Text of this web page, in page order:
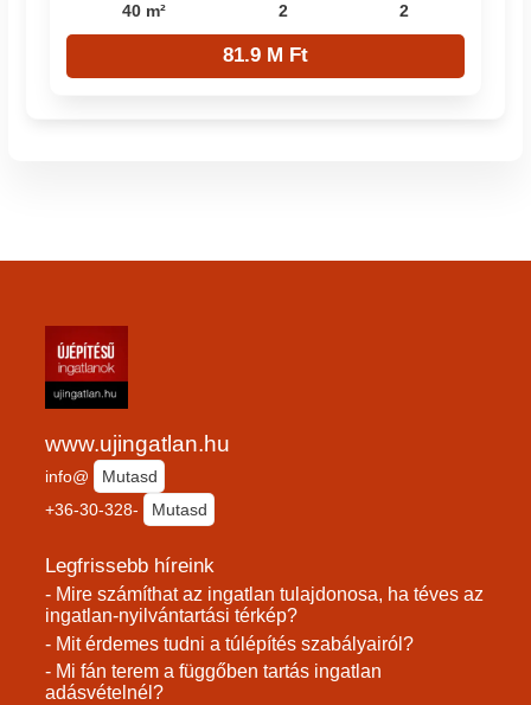
40 m² 2 2
81.9 M Ft
www.ujingatlan.hu
info@
Mutasd
+36-30-328-
Mutasd
Legfrissebb híreink
- Mire számíthat az ingatlan tulajdonosa, ha téves az
ingatlan-nyilvántartási térkép?
- Mit érdemes tudni a túlépítés szabályairól?
- Mi fán terem a függőben tartás ingatlan
adásvételnél?